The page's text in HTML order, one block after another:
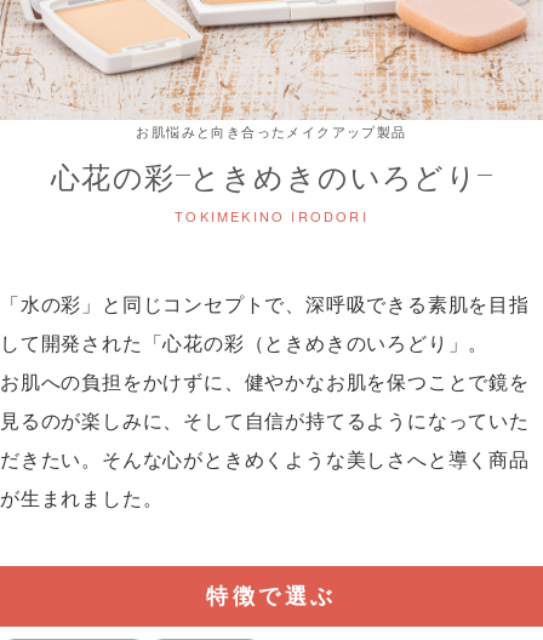
お肌悩みと向き合ったメイクアップ製品
心花の彩 ときめきのいろどり
「水の彩」と同じコンセプトで、深呼吸できる素肌を目指
して開発された「心花の彩（ときめきのいろどり」。
お肌への負担をかけずに、健やかなお肌を保つことで鏡を
見るのが楽しみに、そして自信が持てるようになっていた
だきたい。そんな心がときめくような美しさへと導く商品
が生まれました。
特徴で選ぶ